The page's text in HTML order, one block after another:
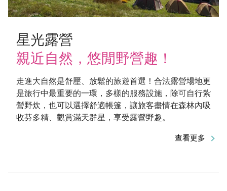
星光露營
親近自然，悠閒野營趣！
走進大自然是舒壓、放鬆的旅遊首選！合法露營場地更
是旅行中最重要的一環，多樣的服務設施，除可自行紮
營野炊，也可以選擇舒適帳篷，讓旅客盡情在森林內吸
收芬多精、觀賞滿天群星，享受露營野趣。
查看更多